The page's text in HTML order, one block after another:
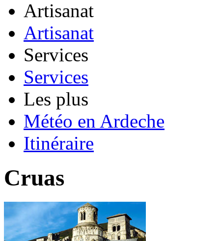
Artisanat
Artisanat
Services
Services
Les plus
Météo en Ardeche
Itinéraire
Cruas